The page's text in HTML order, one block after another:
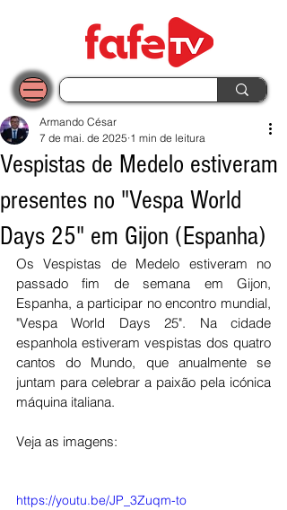
Vespistas de Medelo estiveram
presentes no "Vespa World
Days 25" em Gijon (Espanha)
Armando César
7 de mai. de 2025 1 min de leitura
Os Vespistas de Medelo estiveram no
passado fim de semana em Gijon,
Espanha, a participar no encontro mundial,
"Vespa World Days 25". Na cidade
espanhola estiveram vespistas dos quatro
cantos do Mundo, que anualmente se
juntam para celebrar a paixão pela icónica
máquina italiana.
Veja as imagens:
https://youtu.be/JP_3Zuqm-to